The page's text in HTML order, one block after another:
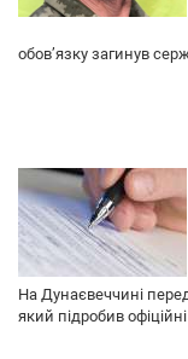
обов’язку загинув
На Дунаєвеччині
який підробив